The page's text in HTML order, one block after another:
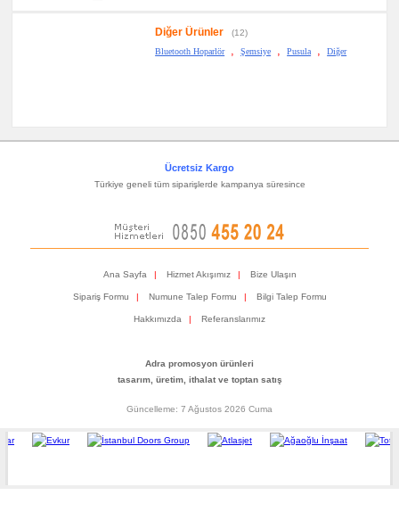
Diğer Ürünler
(12)
Bluetooth Hoparlör
, Şemsiye , Pusula , Diğer
Ücretsiz Kargo
Türkiye geneli tüm siparişlerde kampanya süresince
Ana Sayfa Hizmet Akışımız Bize Ulaşın
Sipariş Formu Numune Talep Formu Bilgi Talep Formu
Hakkımızda Referanslarımız
Adra promosyon ürünleri
tasarım, üretim, ithalat ve toptan satış
Güncelleme: 7 Ağustos 2026 Cuma